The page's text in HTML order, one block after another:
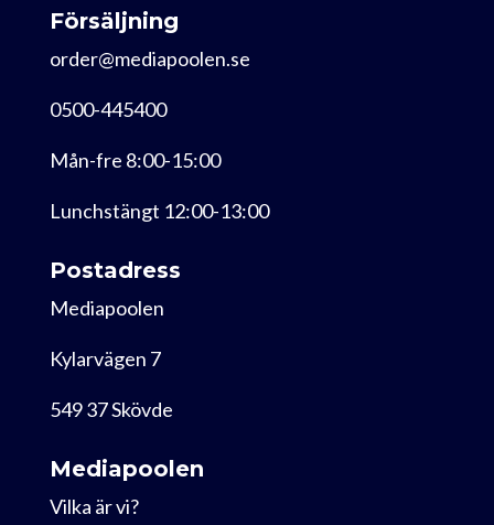
Försäljning
order@mediapoolen.se
0500-445400
Mån-fre 8:00-15:00
Lunchstängt 12:00-13:00
Postadress
Mediapoolen
Kylarvägen 7
549 37 Skövde
Mediapoolen
Vilka är vi?